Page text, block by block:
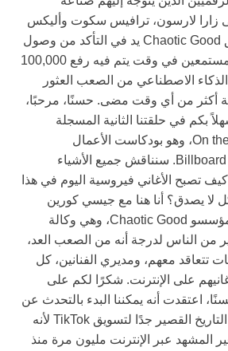
زارا لارسون، ترافيس سكوت وأليكس
وارن. كانت لدى فريق Chaotic Good يد في التأكد من وصول
الأغاني الجديدة إلى المستمعين في وقت يتم فيه رفع 100,000
الاصطناعي من الصعب العثور
أكثر من أي وقت مضى. حسنًا، مرحبًا،
بكم في حلقتنا الثانية المسجلة
مباشرة من On the Record، وهو بودكاست الأعمال
الموسيقية الجديد من Billboard. سنناقش جميع الأشياء
كيف تصبح الأغاني فيروسية اليوم في هذا
لا يصدق؟ أنا هنا مع جيسي كورين
وأندرو سبلمان. إنهم مؤسسو Chaotic Good، وهي وكالة
من الناس لدرجة أنه من الصعب العد،
تتعاقد معهم، ومديري الفنانين، كل
على الإنترنت. شكرًا لكم على
اعتقدت أنه يمكننا البدء بالتحدث عن
تاريخ تسويق TikTok، التاريخ القصير جدًا لتسويق TikTok لأنه
المشهد عبر الإنترنت مليون مرة منذ